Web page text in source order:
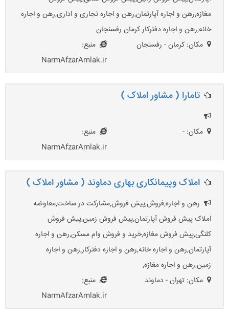
مغازه,رهن و اجاره آپارتمان,رهن و اجاره تجاری و اداری,رهن و اجاره
خانه,رهن و اجاره دفترکار کرمان رفسنجان
مکان: کرمان - رفسنجان
منبع:
NarmAfzarAmlak.ir
تامارا ( مشاور املاک )
مکان: -
منبع:
NarmAfzarAmlak.ir
املاک وپیمانکاری بهاری دماوند ( مشاور املاک )
رهن و اجاره,فروش,پیش فروش,مشارکت در ساخت,معاوضه
املاک پیش فروش آپارتمان,پیش فروش زمین,پیش فروش
کلنگی,پیش فروش مغازه,خرید و فروش وام مسکن,رهن و اجاره
آپارتمان,رهن و اجاره خانه,رهن و اجاره دفترکار,رهن و اجاره
زمین,رهن و اجاره مغازه,
مکان: تهران - دماوند
منبع:
NarmAfzarAmlak.ir